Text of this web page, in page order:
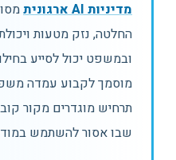
מדיניות AI ארגונית
ובמשפט יכול לסייע
מוסמך לקבוע עמדה
תרחיש מוגדרים מקור
שבו אסור להשתמש